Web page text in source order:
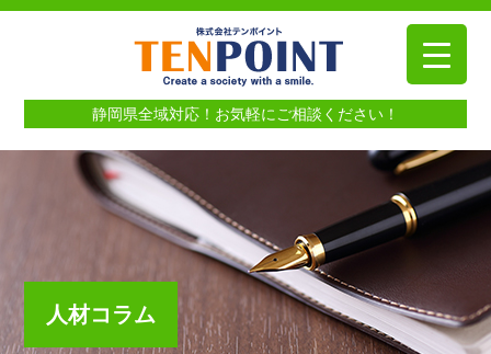
静岡県全域対応！お気軽にご相談ください！
人材コラム